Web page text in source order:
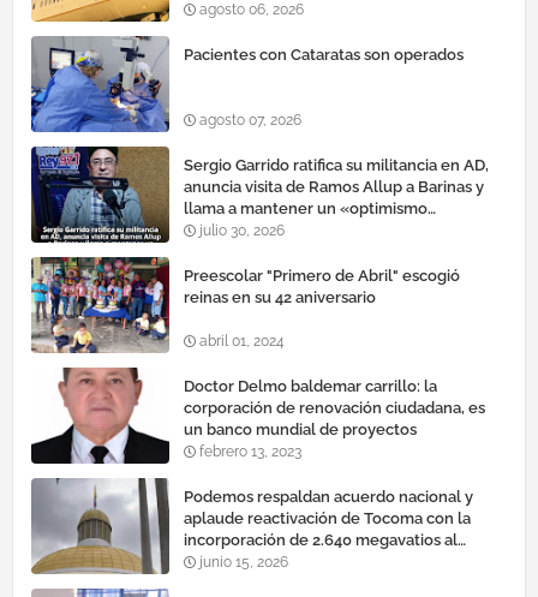
agosto 06, 2026
Pacientes con Cataratas son operados
agosto 07, 2026
Sergio Garrido ratifica su militancia en AD,
anuncia visita de Ramos Allup a Barinas y
llama a mantener un «optimismo
cauteloso»
julio 30, 2026
Preescolar "Primero de Abril" escogió
reinas en su 42 aniversario
abril 01, 2024
Doctor Delmo baldemar carrillo: la
corporación de renovación ciudadana, es
un banco mundial de proyectos
febrero 13, 2023
Podemos respaldan acuerdo nacional y
aplaude reactivación de Tocoma con la
incorporación de 2.640 megavatios al
sistema eléctrico nacional
junio 15, 2026